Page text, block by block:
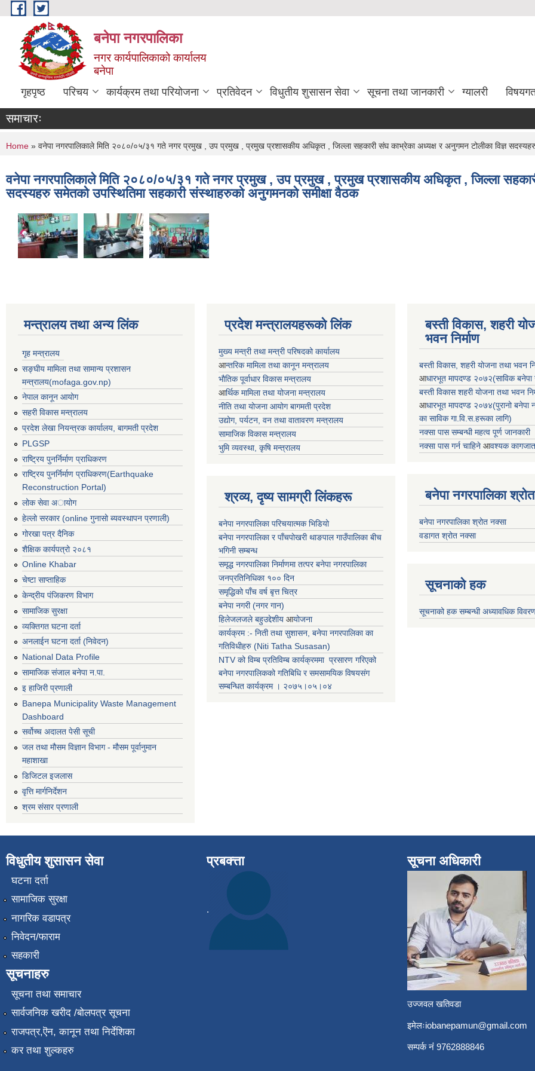
Skip to main content
बनेपा नगरपालिका
नगर कार्यपालिकाको कार्यालय
बनेपा
गृहपृष्ठ परिचय कार्यक्रम तथा परियोजना प्रतिवेदन विधुतीय शुसासन सेवा सूचना तथा जानकारी ग्यालरी
समाचारः
You are here
Home » वनेपा नगरपालिकाले मिति २०८०/०५/३१ गते नगर प्रमुख , उप प्रमुख , प्रमुख प्रशासकीय अधिकृत , जिल्ला सहकारी संघ काभ्रेका अध्यक्ष र अनुगमन टोलीका विज्ञ
वनेपा नगरपालिकाले मिति २०८०/०५/३१ गते नगर प्रमुख , उप प्रमुख , प्रमुख प्रशासकीय अधिकृत , जिल्ला
सदस्यहरु समेतको उपस्थितिमा सहकारी संस्थाहरुको अनुगमनको समीक्षा वैठक
मन्त्रालय तथा अन्य लिंक
गृह मन्त्रालय
सङ्घीय मामिला तथा सामान्य प्रशासन
मन्त्रालय(mofaga.gov.np)
नेपाल कानून आयोग
सहरी विकास मन्त्रालय
प्रदेश लेखा नियन्त्रक कार्यालय, बागमती प्रदेश
PLGSP
राष्ट्रिय पुनर्निर्माण प्राधिकरण
राष्ट्रिय पुनर्निर्माण प्राधिकरण(Earthquake
Reconstruction Portal)
लोक सेवा अायोग
हेल्लो सरकार (online गुनासो ब्यवस्थापन प्रणाली)
गोरखा पत्र दैनिक
शैक्षिक कार्यपत्रो २०८१
Online Khabar
चेष्टा साप्ताहिक
केन्द्रीय पंजिकरण विभाग
सामाजिक सुरक्षा
व्यक्तिगत घटना दर्ता
अनलाईन घटना दर्ता (निवेदन)
National Data Profile
सामाजिक संजाल बनेपा न.पा.
इ हाजिरी प्रणाली
Banepa Municipality Waste Management
Dashboard
सर्वोच्च अदालत पेसी सूची
जल तथा मौसम विज्ञान विभाग - मौसम पूर्वानुमान
महाशाखा
डिजिटल इजलास
वृत्ति मार्गनिर्देशन
श्रम संसार प्रणाली
प्रदेश मन्त्रालयहरूको लिंक
मुख्य मन्त्री तथा मन्त्री परिषदको कार्यालय
आन्तरिक मामिला तथा कानून मन्त्रालय
भाैतिक पूर्वाधार विकास मन्त्रालय
आर्थिक मामिला तथा योजना मन्त्रालय
नीति तथा योजना आयोग बागमती प्रदेश
उद्योग, पर्यटन, वन तथा वातावरण मन्त्रालय
सामाजिक विकास मन्त्रालय
भुमि व्यवस्था, कृषि मन्त्रालय
श्रव्य, दृष्य सामग्री लिंकहरू
बनेपा नगरपालिका परिचयात्मक भिडियो
बनेपा नगरपालिका र पाँचपोखरी थाङपाल गाउँपालिका बीच
भगिनी सम्बन्ध
समृद्ध नगरपालिका निर्माणमा तत्पर बनेपा नगरपालिका
जनप्रतिनिधिका १०० दिन
समृद्धिको पाँच वर्ष बृत्त चित्र
बनेपा नगरी (नगर गान)
हिलेजलजले बहुउद्देशीय आयोजना
कार्यक्रम :- निती तथा सुशासन, बनेपा नगरपालिका का
गतिविधीहरु (Niti Tatha Susasan)
NTV को विम्ब प्रतिविम्ब कार्यक्रममा प्रसारण गरिएको
बनेपा नगरपालिकको गतिबिधि र समसामयिक विषयसंग
सम्बन्धित कार्यक्रम । २०७५।०५।०४
बस्ती विकास, शहरी
भवन निर्माण
बस्ती विकास, शहरी योजना तथा भवन
आधारभूत मापदण्ड २०७२(साविक बनेपा
बस्ती विकास शहरी योजना तथा भवन
आधारभूत मापदण्ड २०७४(पुरानो बनेपा
का साविक गा.वि.स.हरूका लागि)
नक्सा पास सम्बन्धी महत्व पूर्ण जानकारी
नक्सा पास गर्न चाहिने आवश्यक
बनेपा नगरपालिका
बनेपा नगरपालिका श्रोत नक्सा
वडागत श्रोत नक्सा
सूचनाको हक
सूचनाको हक सम्बन्धी अध्यावधिक
विधुतीय शुसासन सेवा
घटना दर्ता
सामाजिक सुरक्षा
नागरिक वडापत्र
निवेदन/फाराम
सहकारी
सूचनाहरु
सूचना तथा समाचार
सार्वजनिक खरीद /बोलपत्र सूचना
राजपत्र,ऎन, कानून तथा निर्देशिका
कर तथा शुल्कहरु
प्रबक्त्ता
.
सूचना अधिकारी
उज्जवल खतिवडा
इमेलःiobanepamun@gmail.com
सम्पर्क नंं 9762888846